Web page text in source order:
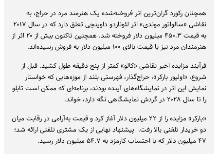
همچنان رکورد گران‌ترین اثر فروخته‌شده یک هنرمند مرد در حراج، به
نقاشی «سالواتور موندی» اثر لئوناردو داوینچی تعلق دارد که در سال ۲۰۱۷
به قیمت ۴۵۰.۳ میلیون دلار فروخته شد. همچنین تاکنون بیش از ۲۰ اثر از
هنرمندان مرد نیز با قیمت بالای ۱۰۰ میلیون دلار به فروش رسیده‌اند.
فرآیند مزایده اخیر نقاشی «کالو» کمتر از پنج دقیقه طول کشید. قبل از
شروع، «اولیور بارکر»، حراج‌گذار، فهرستی بلند از موزه‌هایی که خواستار
نمایش این اثر در نمایشگاه‌های آینده بودند، برنامه‌ای که ممکن است تابلو
را تا سال ۲۰۲۸ در گردش نمایشگاهی نگه دارد، خواند.
«بارکر» مزایده را از ۲۲ میلیون دلار آغاز کرد و قیمت به‌آرامی در رقابت میان
دو خریدار تلفنی بالا رفت. پیشنهاد نهایی از یک مشتری تلفنی ارائه شد؛
۴۷ میلیون دلار که با احتساب کارمزد به ۵۴.۷ میلیون دلار رسید.